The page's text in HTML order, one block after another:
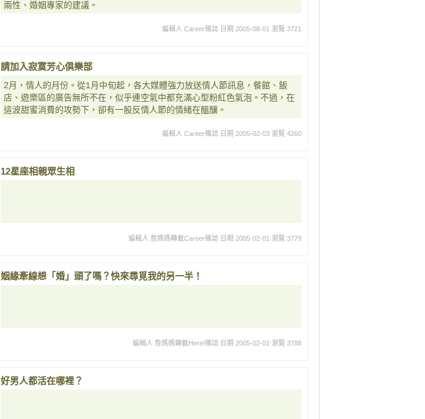
兩性、婚姻專家的建議。
編輯人 Career雜誌 日期 2005-08-01 瀏覽 3721
請加入寂寞芳心俱樂部
2月，情人的月份。從1月中旬起，各大媒體強力放送情人節訊息，餐館、飯
店、遊樂區的廣告無所不在，似乎連空氣中都充滿心型粉紅色氣泡。不過，在
這波甜蜜消費的攻勢下，卻有一股反情人節的情緒在醞釀。
編輯人 Career雜誌 日期 2005-02-03 瀏覽 4260
12星座相親眾生相
編輯人 詹媽媽轉載Career雜誌 日期 2005-02-01 瀏覽 3779
姻緣牽線想「婚」頭了嗎？快來尋覓我的另一半！
編輯人 詹媽媽轉載Here!雜誌 日期 2005-02-01 瀏覽 3788
好男人都活在哪裡？